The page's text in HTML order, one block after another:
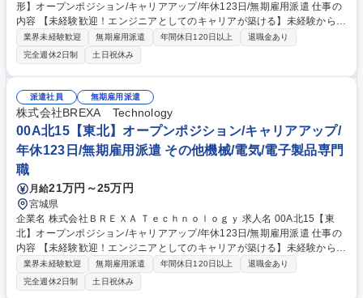
形】オープンポジション/キャリアアップ/年休123日/無期雇用派遣 仕事の
内容 【未経験歓迎！エンジニアとしてのキャリアが築ける】未経験からで
も安心してエンジニアとしてのキャリアをスタートできるよう多様な相談
窓口を用意しています。 【どんな仕事？】『機械や電気分野のエンジニア
職』として、製品が正常に機能するかのテストや工場設備のメンテナンス
などのモノづくりの基礎に関わる業務から携わっていただきます。 【未経
験でも安心の育成・研修制度】 未経験から2～3年でエンジニアとして独
り立ち！中途未経験入社多数。未経験案件に特化してきたからこそ、顧客
協力での育成基盤やエンジニアとして踏み出せる環境があります。 募集職
種 24A北11【山形】オープンポジション/キャリアアップ/年休123日/無期
雇用派遣
業界未経験歓迎 無期雇用派遣 年間休日120日以上
退職金あり
完全週休2日制
土日祝休み
派遣社員 無期雇用派遣
株式会社BREXA Technology
00A北15【東北】オープンポジション/キャリアアップ/
年休123日/無期雇用派遣 その他機械/電気/電子製品専門
職
月給21万円～25万円
宮城県
企業名 株式会社ＢＲＥＸＡ Ｔｅｃｈｎｏｌｏｇｙ 求人名 00A北15【東
北】オープンポジション/キャリアアップ/年休123日/無期雇用派遣 仕事の
内容 【未経験歓迎！エンジニアとしてのキャリアが築ける】未経験からで
も安心してエンジニアとしてのキャリアをスタートできるよう多様な相談
窓口を用意しています。 【どんな仕事？】『機械や電気分野のエンジニア
職』として、製品が正常に機能するかのテストや工場設備のメンテナンス
業界未経験歓迎 無期雇用派遣 年間休日120日以上
退職金あり
完全週休2日制
土日祝休み